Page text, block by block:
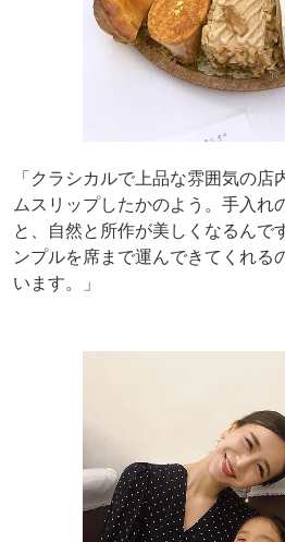
「クラシカルで上品な雰囲気の店
ムスリップしたかのよう。手入れ
と、自然と所作が美しくなるんで
ンプルを席まで運んできてくれる
います。」